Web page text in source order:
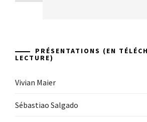
PRÉSENTATIONS (EN
LECTURE)
Vivian Maier
Sébastiao Salgado